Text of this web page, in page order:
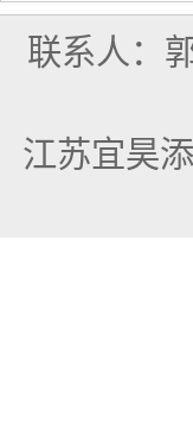
联系人：
江苏宜昊